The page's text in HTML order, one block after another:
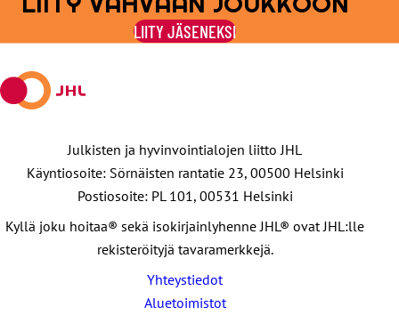
Facebookissa
viestipalvelu
X:ssä
sähköpostilla
WhatsAppilla
Telegramilla
LIITY JÄSENEKSI
Julkisten ja hyvinvointialojen liitto JHL
Käyntiosoite: Sörnäisten rantatie 23, 00500 Helsinki
Postiosoite: PL 101, 00531 Helsinki
Kyllä joku hoitaa® sekä isokirjainlyhenne JHL® ovat JHL:lle
rekisteröityjä tavaramerkkejä.
Yhteystiedot
Aluetoimistot